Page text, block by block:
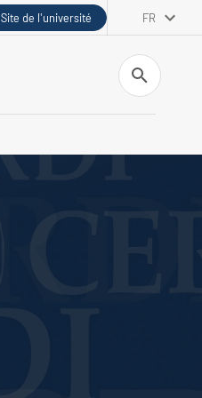
Site de l'université FR
Recherche